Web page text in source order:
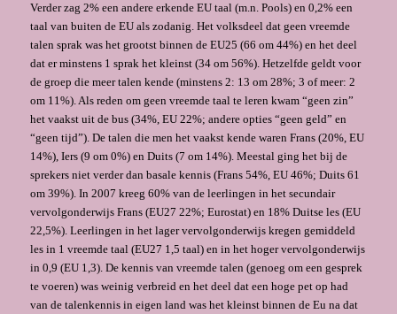
Verder zag 2% een andere erkende EU taal (m.n. Pools) en 0,2% een
taal van buiten de EU als zodanig. Het volksdeel dat geen vreemde
talen sprak was het grootst binnen de EU25 (66 om 44%) en het deel
dat er minstens 1 sprak het kleinst (34 om 56%). Hetzelfde geldt voor
de groep die meer talen kende (minstens 2: 13 om 28%; 3 of meer: 2
om 11%). Als reden om geen vreemde taal te leren kwam “geen zin”
het vaakst uit de bus (34%, EU 22%; andere opties “geen geld” en
“geen tijd”). De talen die men het vaakst kende waren Frans (20%, EU
14%), Iers (9 om 0%) en Duits (7 om 14%). Meestal ging het bij de
sprekers niet verder dan basale kennis (Frans 54%, EU 46%; Duits 61
om 39%). In 2007 kreeg 60% van de leerlingen in het secundair
vervolgonderwijs Frans (EU27 22%; Eurostat) en 18% Duitse les (EU
22,5%). Leerlingen in het lager vervolgonderwijs kregen gemiddeld
les in 1 vreemde taal (EU27 1,5 taal) en in het hoger vervolgonderwijs
in 0,9 (EU 1,3). De kennis van vreemde talen (genoeg om een gesprek
te voeren) was weinig verbreid en het deel dat een hoge pet op had
van de talenkennis in eigen land was het kleinst binnen de Eu na dat